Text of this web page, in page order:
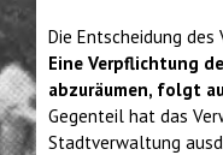
Die Entscheidung
Eine Verpflichtung
abzuräumen, folgt
Gegenteil hat das
Stadtverwaltung